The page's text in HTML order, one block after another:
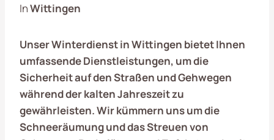
InWittingen
Unser Winterdienst in Wittingen bietet Ihnen
umfassende Dienstleistungen, um die
Sicherheit auf den Straßen und Gehwegen
während der kalten Jahreszeit zu
gewährleisten. Wir kümmern uns um die
Schneeräumung und das Streuen von